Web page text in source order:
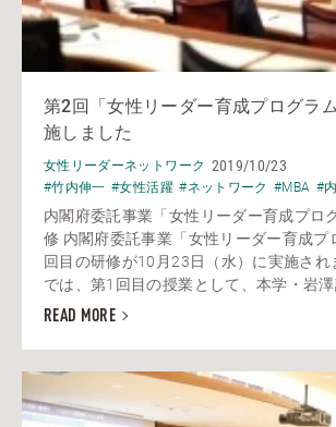
第2回「女性リーダー育成プログラ
施しました
女性リーダーネットワーク 2019/10/23
#竹内伸一 #女性活躍 #ネットワーク #MBA #
内閣府委託事業「女性リーダー育成プロ
修 内閣府委託事業「女性リーダー育成プ
回目の研修が10月23日（水）に実施され
では、第1回目の授業として、本学・岩澤
READ MORE